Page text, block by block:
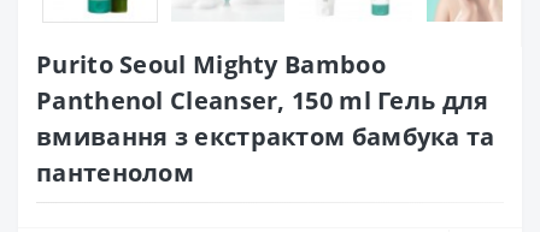
Purito Seoul Mighty Bamboo
Panthenol Cleanser, 150 ml Гель для
вмивання з екстрактом бамбука та
пантенолом